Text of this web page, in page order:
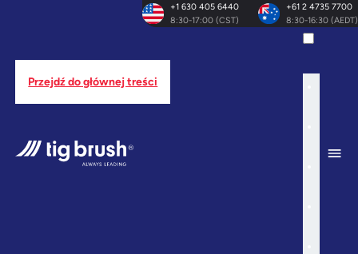
Przejdź do głównej treści
+1 630 405 6440
8:30-17:00 (CST)
+61 2 4735 7700
8:30-16:30 (AEDT)